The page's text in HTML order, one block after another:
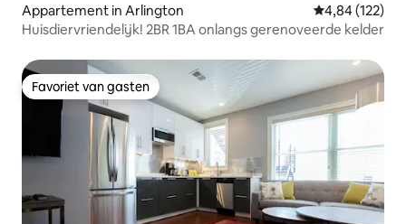
Appartement in Arlington Gemiddelde
4,84 (122)
Huisdiervriendelijk! 2BR 1BA onlangs gerenoveerde kelder
Favoriet van gasten
Favoriet van gasten